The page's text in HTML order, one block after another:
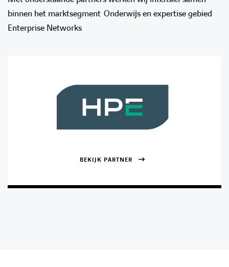
binnen het marktsegment Onderwijs en expertise gebied
Enterprise Networks
BEKIJK PARTNER